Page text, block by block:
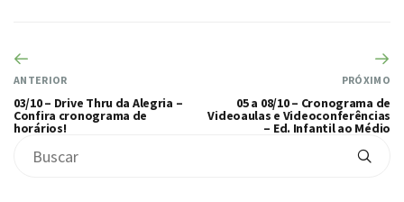
ANTERIOR
03/10 – Drive Thru da Alegria –
Confira cronograma de
horários!
PRÓXIMO
05 a 08/10 – Cronograma de
Videoaulas e Videoconferências
– Ed. Infantil ao Médio